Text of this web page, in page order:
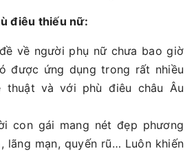
điêu thiếu nữ:
về người phụ nữ chưa bao giờ
được ứng dụng trong rất nhiều
thuật và với phù điêu châu Âu
con gái mang nét đẹp phương
lãng mạn, quyến rũ… Luôn khiến